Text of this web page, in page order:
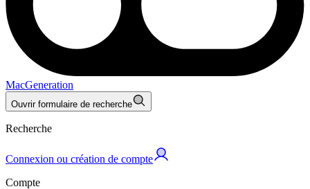
MacGeneration
Ouvrir formulaire de recherche
Recherche
Connexion ou création de compte
Compte